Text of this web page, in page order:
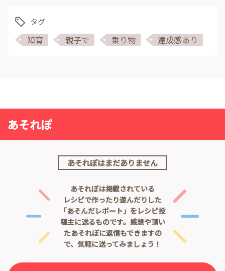
タグ
知育 親子で 乗り物 達成感あり
あそれぽ
あそれぽはまだありません
あそれぽは掲載されている
レシピで作ったり遊んだりした
「あそんだレポート」をレシピ投
稿主に送るものです。 感想や頂い
たあそれぽに返信もできますの
で、気軽に送ってみましょう！